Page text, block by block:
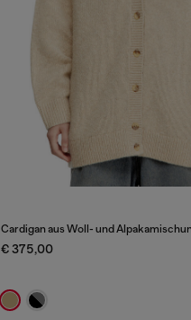
Cardigan aus Woll- und
€ 375,00